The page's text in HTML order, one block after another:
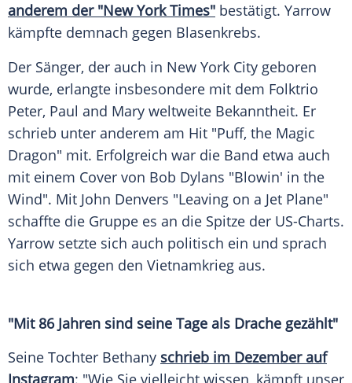
anderem der "NewYorkTimes" bestätigt. Yarrow
kämpfte demnach gegen Blasenkrebs.
Der Sänger, der auch in New York City geboren
wurde, erlangte insbesondere mit dem Folktrio
Peter, Paul and Mary weltweite Bekanntheit. Er
schrieb unter anderem am Hit "Puff, the Magic
Dragon" mit. Erfolgreich war die Band etwa auch
mit einem Cover von Bob Dylans "Blowin' in the
Wind". Mit John Denvers "Leaving on a Jet Plane"
schaffte die Gruppe es an die Spitze der US-Charts.
Yarrow setzte sich auch politisch ein und sprach
sich etwa gegen den Vietnamkrieg aus.
"Mit 86 Jahren sind seine Tage als Drache gezählt"
Seine Tochter Bethany schrieb im Dezemberauf